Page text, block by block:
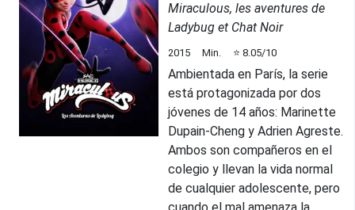
Miraculous, les aventures de
Ladybug et Chat Noir
2015 Min. ⭐ 8.05/10
Ambientada en París, la serie
está protagonizada por dos
jóvenes de 14 años: Marinette
Dupain-Cheng y Adrien Agreste.
Ambos son compañeros en el
colegio y llevan la vida normal
de cualquier adolescente, pero